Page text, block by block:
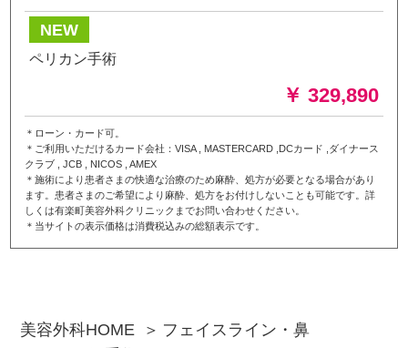
NEW
ペリカン手術
￥ 329,890
＊ローン・カード可。
＊ご利用いただけるカード会社：VISA , MASTERCARD ,DCカード ,ダイナース
クラブ , JCB , NICOS , AMEX
＊施術により患者さまの快適な治療のため麻酔、処方が必要となる場合があり
ます。患者さまのご希望により麻酔、処方をお付けしないことも可能です。詳
しくは有楽町美容外科クリニックまでお問い合わせください。
＊当サイトの表示価格は消費税込みの総額表示です。
美容外科HOME
フェイスライン・鼻